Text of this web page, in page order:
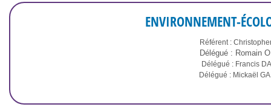
ENVIRONNEMENT-
Référent :
Délégué : Romain
Délégué : Francis
Délégué : Mickaël